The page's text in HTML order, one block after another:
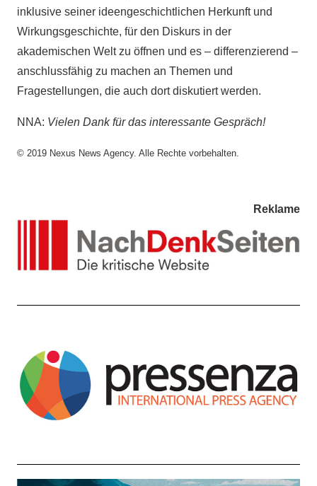
inklusive seiner ideengeschichtlichen Herkunft und
Wirkungsgeschichte, für den Diskurs in der
akademischen Welt zu öffnen und es – differenzierend –
anschlussfähig zu machen an Themen und
Fragestellungen, die auch dort diskutiert werden.
NNA: Vielen Dank für das interessante Gespräch!
© 2019 Nexus News Agency. Alle Rechte vorbehalten.
Reklame